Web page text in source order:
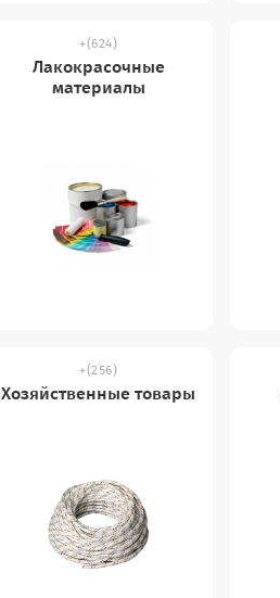
(624)
Лакокрасочные
материалы
(256)
Хозяйственные товары